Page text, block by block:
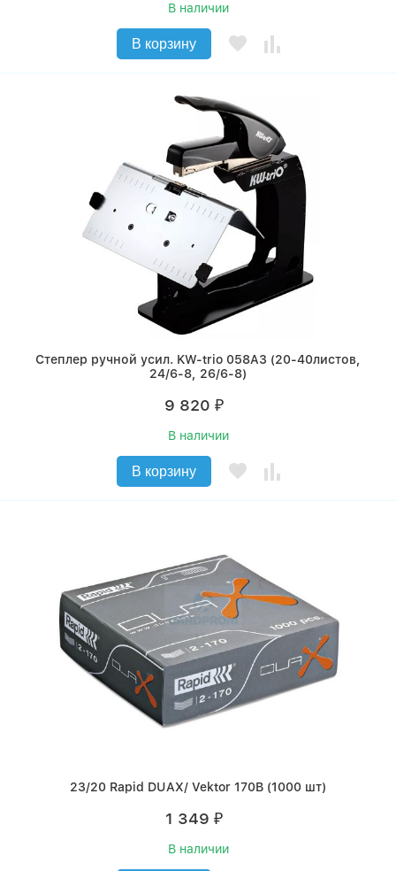
В наличии
В корзину
Степлер ручной усил. KW-trio 058A3 (20-40листов,
24/6-8, 26/6-8)
9 820 ₽
В наличии
В корзину
23/20 Rapid DUAX/ Vektor 170B (1000 шт)
1 349 ₽
В наличии